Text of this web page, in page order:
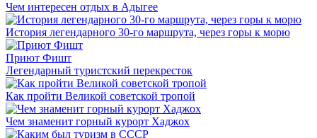
Чем интересен отдых в Адыгее
История легендарного 30-го маршрута, через горы к морю
Приют Фишт
Легендарный туристский перекресток
Как пройти Великой советской тропой
Чем знаменит горный курорт Хаджох